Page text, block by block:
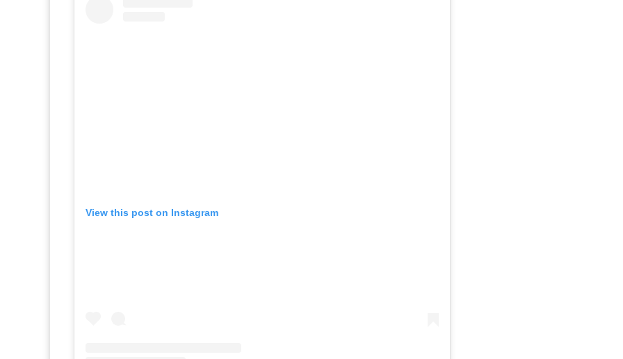
View this post on Instagram